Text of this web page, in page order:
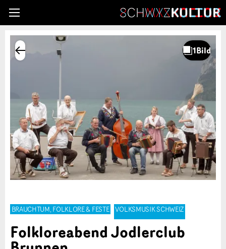
BRAUCHTUM, FOLKLORE & FESTE VOLKSMUSIK SCHWEIZ
Folkloreabend Jodlerclub